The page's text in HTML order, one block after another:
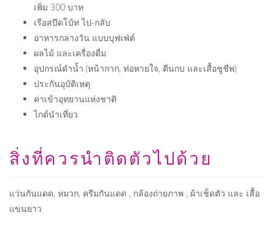
เพิ่ม 300 บาท
เรือสปีดโบ้ท ไป-กลับ
อาหารกลางวัน แบบบุฟเฟ่ต์
ผลไม้ และเครื่องดื่ม
อุปกรณ์ดำน้ำ (หน้ากาก, ท่อหายใจ, ตีนกบ และเสื้อชูชีพ)
ประกันอุบัติเหตุ
ค่าเข้าอุทยานแห่งชาติ
ไกด์นำเที่ยว
สิ่งที่ควรนำติดตัวไปด้วย
แว่นกันแดด, หมวก, ครีมกันแดด , กล้องถ่ายภาพ , ผ้าเช็ดตัว และ เสื้อ
แขนยาว